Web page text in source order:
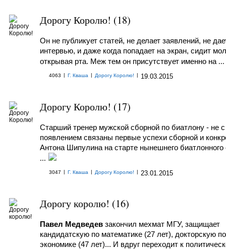
Дорогу Королю! (18)
Он не публикует статей, не делает заявлений, не
интервью, и даже когда попадает на экран, сидит
открывая рта. Меж тем он присутствует именно на ...
4063 | Г. Кваша | Дорогу Королю! | 19.03.2015
Дорогу Королю! (17)
Старший тренер мужской сборной по биатлону - не с
появлением связаны первые успехи сборной и
Антона Шипулина на старте нынешнего биатлонного
...
3047 | Г. Кваша | Дорогу Королю! | 23.01.2015
Дорогу королю! (16)
Павел Медведев закончил мехмат МГУ, защищает
кандидатскую по математике (27 лет), докторскую по
экономике (47 лет)... И вдруг переходит к